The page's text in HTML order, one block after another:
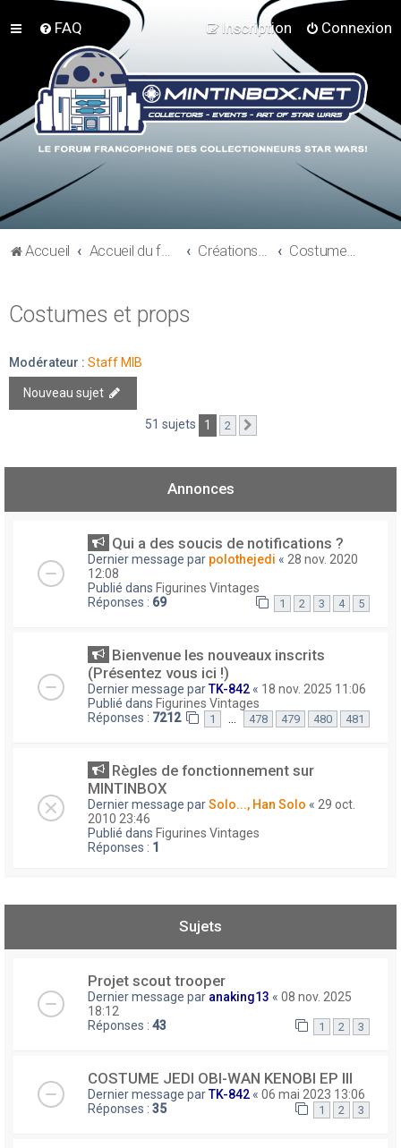
FAQ Connexion
Inscription
Accueil Accueil du forum Créations perso - Expo collections - Costumes Costumes et props
Costumes et props
Modérateur : Staff MIB
Nouveau sujet
51 sujets 1 2
Annonces
Qui a des soucis de notifications ?
Dernier message par polothejedi « 28 nov. 2020
12:08
Publié dans Figurines Vintages
Réponses : 69 1 2 3 4 5
Bienvenue les nouveaux inscrits
(Présentez vous ici !)
Dernier message parTK-842 « 18 nov. 2025 11:06
Publié dans Figurines Vintages
Réponses : 7212 1 … 478 479 480 481
Règles de fonctionnement sur
MINTINBOX
Dernier message parSolo..., Han Solo « 29 oct.
2010 23:46
Publié dans Figurines Vintages
Réponses : 1
Sujets
Projet scout trooper
Dernier message par anaking13 « 08 nov. 2025
18:12
Réponses : 43 1 2 3
COSTUME JEDI OBI-WAN KENOBI EP III
Dernier message parTK-842 « 06 mai 2023 13:06
Réponses : 35 1 2 3